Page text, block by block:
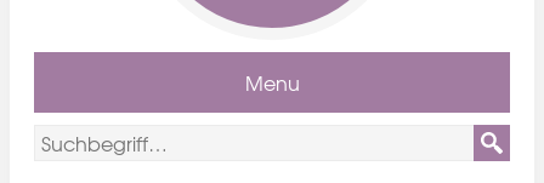
Menu